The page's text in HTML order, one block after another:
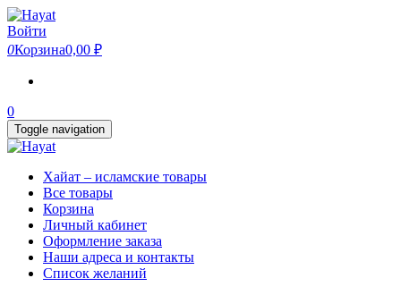
Skip
to
the
content
Войти
0Корзина0,00 ₽
0
Toggle navigation
Хайат – исламские товары
Все товары
Корзина
Личный кабинет
Оформление заказа
Наши адреса и контакты
Список желаний